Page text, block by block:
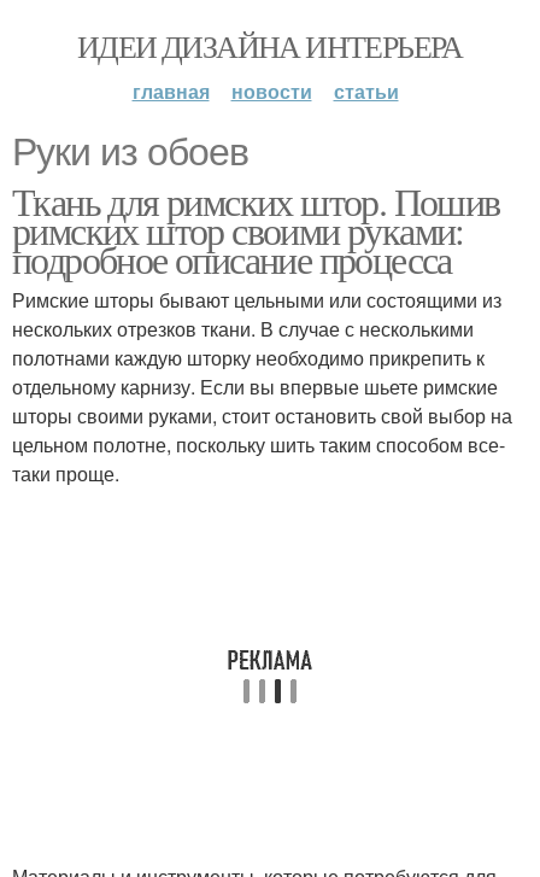
ИДЕИ ДИЗАЙНА ИНТЕРЬЕРА
главная новости статьи
Руки из обоев
Ткань для римских штор. Пошив
римских штор своими руками:
подробное описание процесса
Римские шторы бывают цельными или состоящими из
нескольких отрезков ткани. В случае с несколькими
полотнами каждую шторку необходимо прикрепить к
отдельному карнизу. Если вы впервые шьете римские
шторы своими руками, стоит остановить свой выбор на
цельном полотне, поскольку шить таким способом все-
таки проще.